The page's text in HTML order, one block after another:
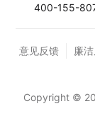
400-155-
意见反馈 廉
Copyright ©